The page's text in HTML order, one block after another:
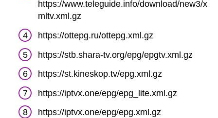
https://www.teleguide.info/download/new3/x
mltv.xml.gz
https://ottepg.ru/ottepg.xml.gz
https://stb.shara-tv.org/epg/epgtv.xml.gz
https://st.kineskop.tv/epg.xml.gz
https://iptvx.one/epg/epg_lite.xml.gz
https://iptvx.one/epg/epg.xml.gz